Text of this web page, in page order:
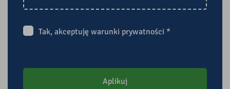
Tak, akceptujęwarunki prywatności *
Aplikuj